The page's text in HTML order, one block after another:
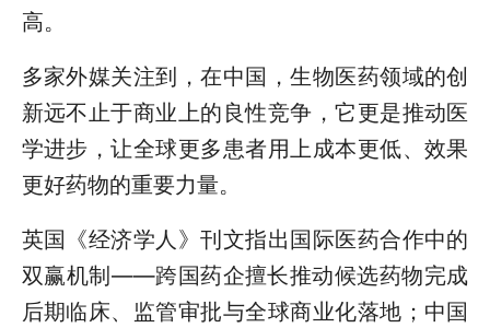
高。
多家外媒关注到，在中国，生物医药领域的创
新远不止于商业上的良性竞争，它更是推动医
学进步，让全球更多患者用上成本更低、效果
更好药物的重要力量。
英国《经济学人》刊文指出国际医药合作中的
双赢机制——跨国药企擅长推动候选药物完成
后期临床、监管审批与全球商业化落地；中国